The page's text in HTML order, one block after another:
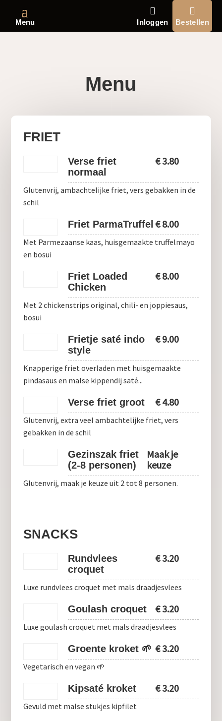
Menu Inloggen Bestellen
Menu
FRIET
Verse friet
normaal
€3.80
Glutenvrij, ambachtelijke friet, vers gebakken in de
schil
Friet ParmaTruffel €8.00
Met Parmezaanse kaas, huisgemaakte truffelmayo
en bosui
Friet Loaded
Chicken
€8.00
Met 2 chickenstrips original, chili- en joppiesaus,
bosui
Frietje saté indo
style
€9.00
Knapperige friet overladen met huisgemaakte
pindasaus en malse kippendij saté...
Verse friet groot €4.80
Glutenvrij, extra veel ambachtelijke friet, vers
gebakken in de schil
Gezinszak friet
(2-8 personen)
Maak je
keuze
Glutenvrij, maak je keuze uit 2 tot 8 personen.
SNACKS
Rundvlees
croquet
€3.20
Luxe rundvlees croquet met mals draadjesvlees
Goulash croquet €3.20
Luxe goulash croquet met mals draadjesvlees
Groente kroket 🌱 €3.20
Vegetarisch en vegan 🌱
Kipsaté kroket €3.20
Gevuld met malse stukjes kipfilet